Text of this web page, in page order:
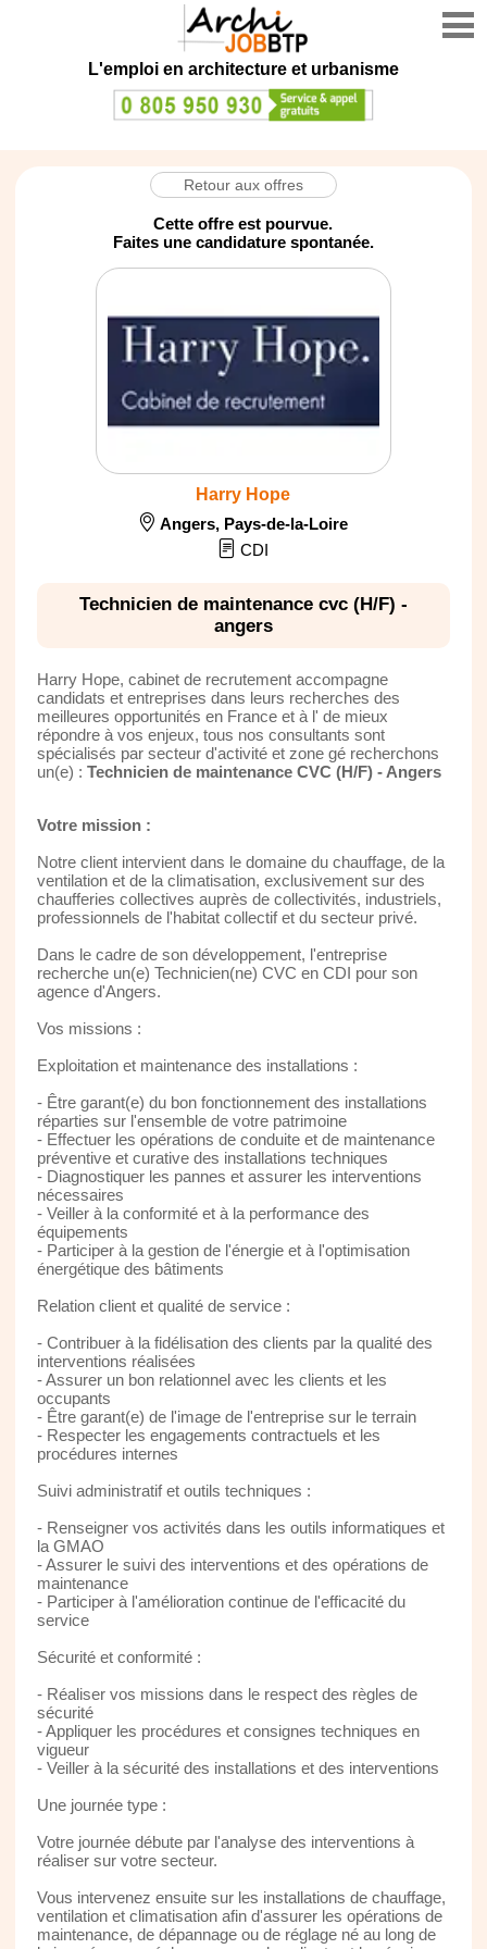
L'emploi en architecture et urbanisme
Retour aux offres
Cette offre est pourvue.
Faites une candidature spontanée.
Harry Hope
Angers, Pays-de-la-Loire
CDI
Technicien de maintenance cvc (H/F) -
angers
Harry Hope, cabinet de recrutement accompagne
candidats et entreprises dans leurs recherches des
meilleures opportunités en France et à l' de mieux
répondre à vos enjeux, tous nos consultants sont
spécialisés par secteur d'activité et zone gé recherchons
un(e) : Technicien de maintenance CVC (H/F) - Angers
Votre mission :
Notre client intervient dans le domaine du chauffage, de la
ventilation et de la climatisation, exclusivement sur des
chaufferies collectives auprès de collectivités, industriels,
professionnels de l'habitat collectif et du secteur privé.
Dans le cadre de son développement, l'entreprise
recherche un(e) Technicien(ne) CVC en CDI pour son
agence d'Angers.
Vos missions :
Exploitation et maintenance des installations :
- Être garant(e) du bon fonctionnement des installations
réparties sur l'ensemble de votre patrimoine
- Effectuer les opérations de conduite et de maintenance
préventive et curative des installations techniques
- Diagnostiquer les pannes et assurer les interventions
nécessaires
- Veiller à la conformité et à la performance des
équipements
- Participer à la gestion de l'énergie et à l'optimisation
énergétique des bâtiments
Relation client et qualité de service :
- Contribuer à la fidélisation des clients par la qualité des
interventions réalisées
- Assurer un bon relationnel avec les clients et les
occupants
- Être garant(e) de l'image de l'entreprise sur le terrain
- Respecter les engagements contractuels et les
procédures internes
Suivi administratif et outils techniques :
- Renseigner vos activités dans les outils informatiques et
la GMAO
- Assurer le suivi des interventions et des opérations de
maintenance
- Participer à l'amélioration continue de l'efficacité du
service
Sécurité et conformité :
- Réaliser vos missions dans le respect des règles de
sécurité
- Appliquer les procédures et consignes techniques en
vigueur
- Veiller à la sécurité des installations et des interventions
Une journée type :
Votre journée débute par l'analyse des interventions à
réaliser sur votre secteur.
Vous intervenez ensuite sur les installations de chauffage,
ventilation et climatisation afin d'assurer les opérations de
maintenance, de dépannage ou de réglage né au long de